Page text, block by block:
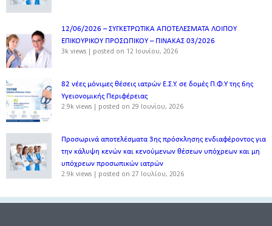
12/06/2026 – ΣΥΓΚΕΤΡΩΤΙΚΑ ΑΠΟΤΕΛΕΣΜΑΤΑ ΛΟΙΠΟΥ
ΕΠΙΚΟΥΡΙΚΟΥ ΠΡΟΣΩΠΙΚΟΥ – ΠΙΝΑΚΑΣ 03/2026
3k views | posted on 12 Ιουνίου, 2026
82 νέες μόνιμες θέσεις ιατρών Ε.Σ.Υ. σε δομές Π.Φ.Υ της 6ης
Υγειονομικής Περιφέρειας
2.9k views | posted on 29 Ιουνίου, 2026
Προσωρινά αποτελέσματα 3ης πρόσκλησης ενδιαφέροντος για
την κάλυψη κενών και κενούμενων θέσεων υπόχρεων και μη
υπόχρεων προσωπικών ιατρών
2.9k views | posted on 27 Ιουλίου, 2026